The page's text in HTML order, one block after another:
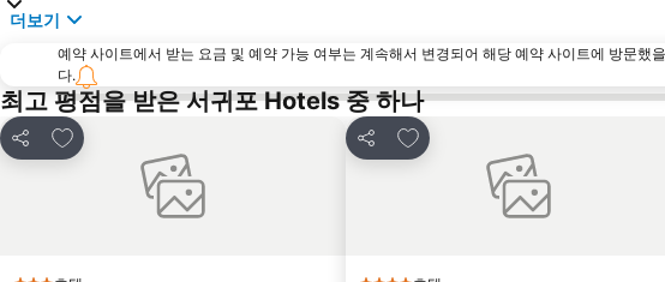
더보기
예약 사이트에서 받는 요금 및 예약 가능 여부는 계속해서 변경되어 해당 예약 사이트에 방문
다.
최고 평점을 받은 서귀포 Hotels 중 하나
공유
즐겨찾기에 추가
공유
즐겨찾기에 추가